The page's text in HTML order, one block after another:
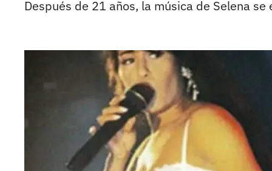
Después de 21 años, la música de Selena